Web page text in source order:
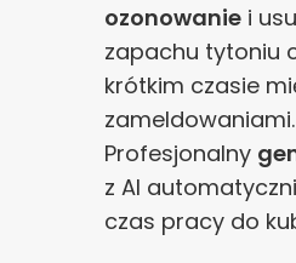
ozonowanie i
zapachu tytoniu
krótkim czasie
zameldowaniami.
Profesjonalny
z AI
czas pracy do